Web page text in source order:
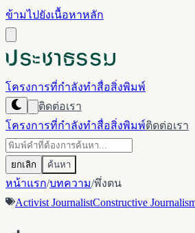
ข้ามไปยังเนื้อหาหลัก
โครงการที่กำลังทำสื่อสิ่งพิมพ์
ติดต่อเรา
โครงการที่กำลังทำสื่อสิ่งพิมพ์ติดต่อเรา
ยกเลิก ค้นหา
หน้าแรก/บทความ/พึ่งตน
Activist JournalistConstructive